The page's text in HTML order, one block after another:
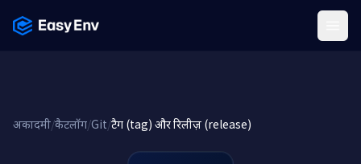
अकादमी/कैटलॉग/Git/टैग (tag) और रिलीज़ (release)